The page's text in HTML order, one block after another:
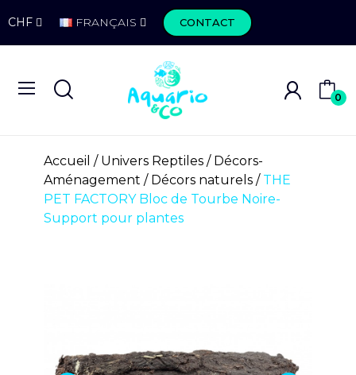
CHF FRANÇAIS CONTACT
0
Accueil Univers Reptiles
Décors-
Aménagement
Décors naturels
THE
PET FACTORY Bloc de Tourbe Noire-
Support pour plantes